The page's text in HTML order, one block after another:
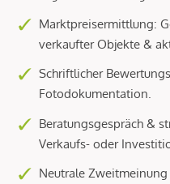
Marktpreisermittlung:
verkaufter Objekte &
Schriftlicher
Fotodokumentation.
Beratungsgespräch &
Verkaufs- oder
Neutrale